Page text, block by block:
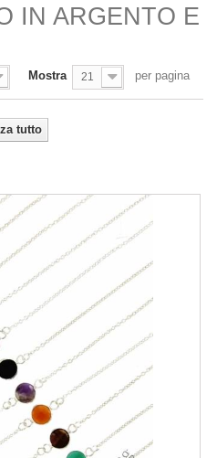
IN ARGENTO E
Mostra 21 per pagina
tutto